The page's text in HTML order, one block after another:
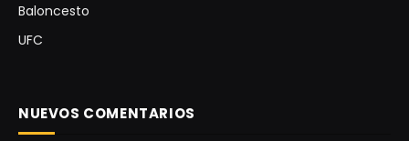
Baloncesto
UFC
NUEVOS COMENTARIOS